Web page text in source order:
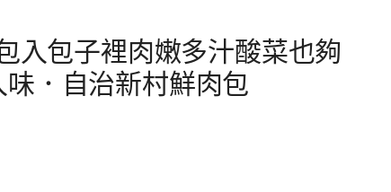
入包子裡肉嫩多汁酸菜也夠
．自治新村鮮肉包